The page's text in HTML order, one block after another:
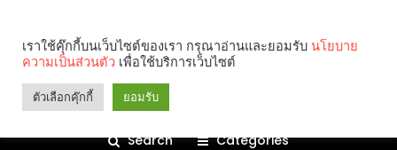
Search Categories
เราใช้คุ๊กกี้บนเว็บไซต์ของเรา กรุณาอ่านและยอมรับ นโยบาย
ความเป็นส่วนตัว เพื่อใช้บริการเว็บไซต์
ตัวเลือกคุ๊กกี้ ยอมรับ